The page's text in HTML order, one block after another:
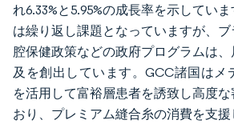
れ6.33%と5.95%の成長率を示してい
は繰り返し課題となっていますが、
腔保健政策などの政府プログラムは
及を創出しています。GCC諸国はメ
を活用して富裕層患者を誘致し高度
おり、プレミアム縫合糸の消費を支援